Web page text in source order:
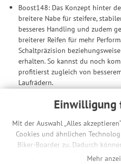
Einwilligung
Mit der Auswahl „Alles
Cookies und ähnlichen
Biker-Boarder zu. Dadurch
Ihrer Geräte- und
Mehr
Boost148: Das Konzept hinter
breitere Nabe für steifere,
besseres Handling und zudem
breiterer Reifen für mehr
Schaltpräzision
erhalten. So kannst du noch
profitierst zugleich von
Laufrädern.
120 mm Federweg
15 x 110 mm Boost Steckachse